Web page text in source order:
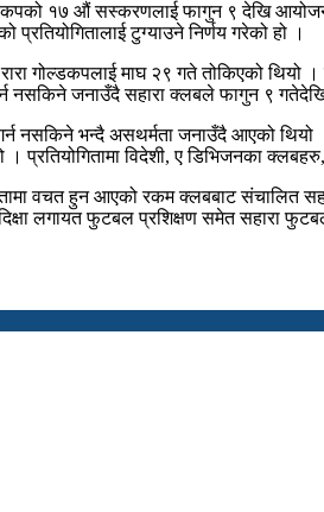
१७ औं सस्करणलाई फागुन ९ देखि
टुग्याउने निर्णय गरेको हो ।
गोल्डकपलाई माघ २९ गते तोकिएको थियो
नसकिने जनाउँदै सहारा क्लबले फागुन ९
नसकिने भन्दै असथर्मता जनाउँदै आएको
। प्रतियोगितामा विदेशी, ए डिभिजनका
वचत हुन आएको रकम क्लबबाट
लगायत फुटबल प्रशिक्षण समेत सहारा